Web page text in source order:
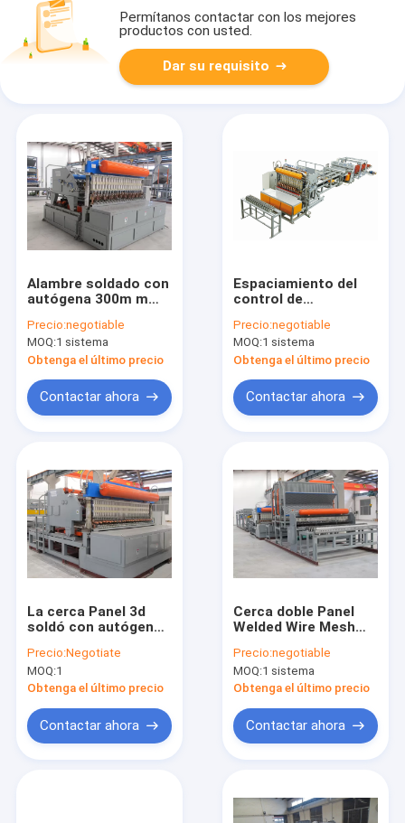
Permítanos contactar con los mejores
productos con usted.
Dar su requisito
Alambre soldado con
autógena 300m m
Automatic del panel
de la construcción
Precio:negotiable
MOQ:1 sistema
Obtenga el último precio
Contactar ahora
Espaciamiento del
control de
Welding Machine
220v
Precio:negotiable
MOQ:1 sistema
Obtenga el último precio
Contactar ahora
La cerca Panel 3d
soldó con autógena
Machine 2500m m del
alambre
Precio:Negotiate
MOQ:1
Obtenga el último precio
Contactar ahora
Cerca doble Panel
Welded Wire Mesh
2500m m
Precio:negotiable
MOQ:1 sistema
Obtenga el último precio
Contactar ahora